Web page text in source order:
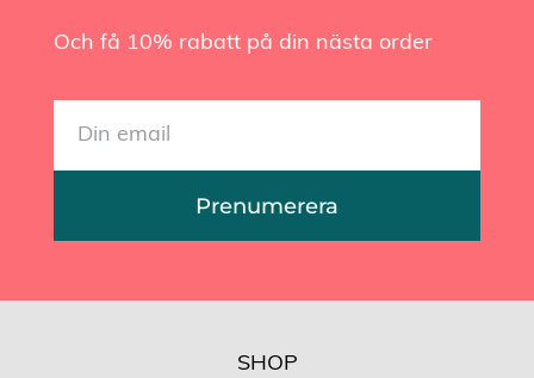
Och få 10% rabatt på din nästa order
Prenumerera
SHOP